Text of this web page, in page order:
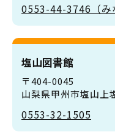
0553-44-3746（み
塩山図書館
〒404-0045
山梨県甲州市塩山上
0553-32-1505